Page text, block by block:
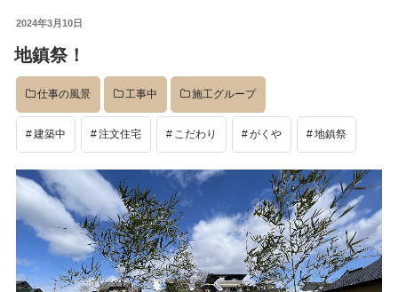
投
日:
2024年3月10日
地鎮祭！
仕事の風景 工事中 施工グループ
建築中 注文住宅 こだわり がくや 地鎮祭